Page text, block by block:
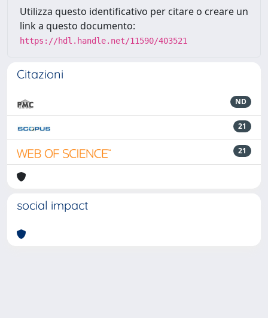
Utilizza questo identificativo per citare o creare un
link a questo documento:
https://hdl.handle.net/11590/403521
Citazioni
ND
21
21
social impact